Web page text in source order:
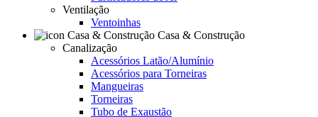
Ventilação
Ventoinhas
Casa & Construção
Canalização
Acessórios Latão/Alumínio
Acessórios para Torneiras
Mangueiras
Torneiras
Tubo de Exaustão